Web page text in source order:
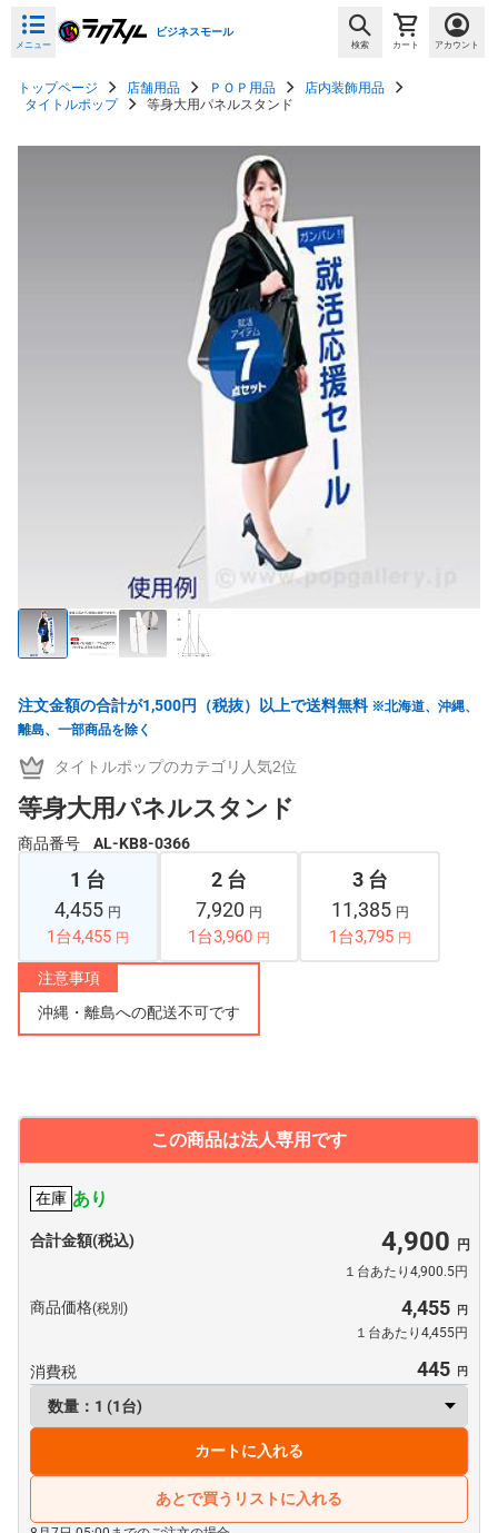
メニュー
ビジネスモール
検索 カート アカウント
トップページ 店舗用品 ＰＯＰ用品
店内装飾用品
タイトルポップ
等身大用パネルスタンド
注文金額の合計が1,500円（税抜）以上で送料無料 ※北海道、沖縄、
離島、一部商品を除く
タイトルポップのカテゴリ人気2位
等身大用パネルスタンド
商品番号 AL-KB8-0366
1 台
4,455 円
1台4,455 円
2 台
7,920 円
1台3,960 円
3 台
11,385 円
1台3,795 円
注意事項
沖縄・離島への配送不可です
この商品は法人専用です
在庫 あり
合計金額(税込) 4,900
１台あたり4,900.5円
商品価格(税別) 4,455
１台あたり4,455円
消費税 445
カートに入れる
あとで買うリストに入れる